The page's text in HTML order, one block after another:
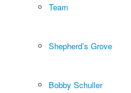
Team
Shepherd’s Grove
Bobby Schuller